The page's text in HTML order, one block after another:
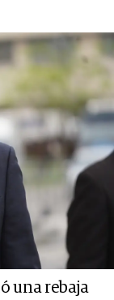
una rebaja